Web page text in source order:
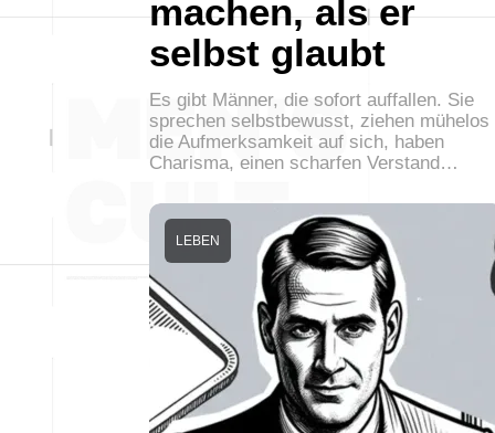
machen, als er
selbst glaubt
Es gibt Männer, die sofort auffallen. Sie
sprechen selbstbewusst, ziehen mühelos
die Aufmerksamkeit auf sich, haben
Charisma, einen scharfen Verstand…
LEBEN